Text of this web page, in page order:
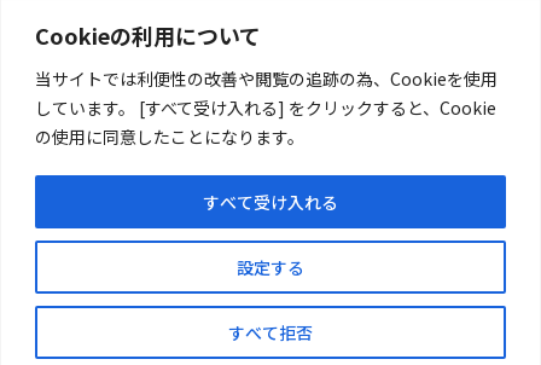
Cookieの利用について
当サイトでは利便性の改善や閲覧の追跡の為、Cookieを使用
しています。 [すべて受け入れる] をクリックすると、Cookie
の使用に同意したことになります。
設定する
すべて拒否
すべて受け入れる
事業案内
実績紹介 新着情報
ご注意・お願い
このサイトについて
プライバシーポリシー
Copyright(C)Daiki Axis Sustainable Power CO.,LTD Allrights reserved.